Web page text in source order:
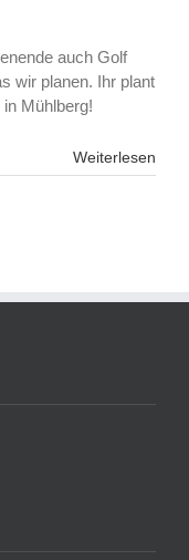
auch Golf
wir planen. Ihr plant
Mühlberg!
Weiterlesen